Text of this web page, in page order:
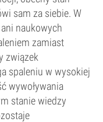
sam za siebie. W
naukowych
zamiast
związek
spaleniu w wysokiej
wywoływania
stanie wiedzy